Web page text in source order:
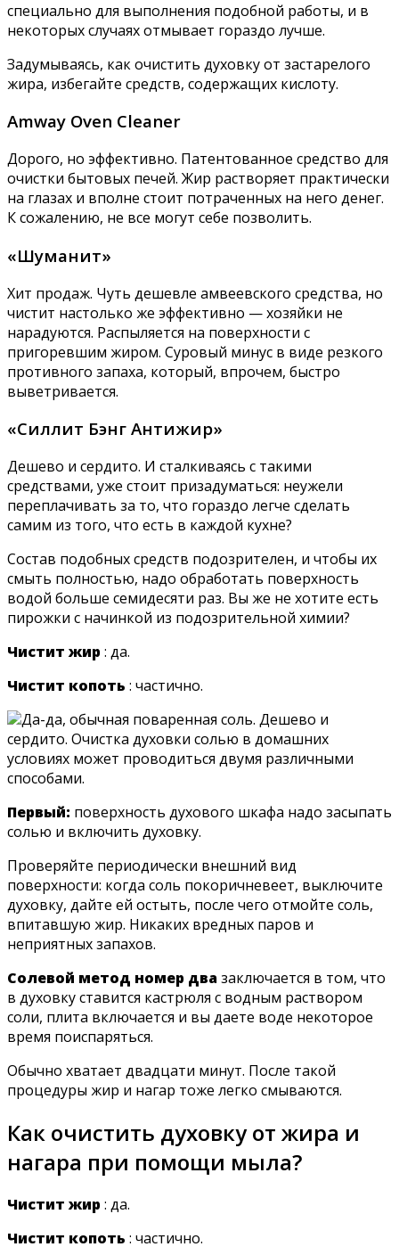
специально для выполнения подобной работы, и в
некоторых случаях отмывает гораздо лучше.
Задумываясь, как очистить духовку от застарелого
жира, избегайте средств, содержащих кислоту.
Amway Oven Cleaner
Дорого, но эффективно. Патентованное средство для
очистки бытовых печей. Жир растворяет практически
на глазах и вполне стоит потраченных на него денег.
К сожалению, не все могут себе позволить.
«Шуманит»
Хит продаж. Чуть дешевле амвеевского средства, но
чистит настолько же эффективно — хозяйки не
нарадуются. Распыляется на поверхности с
пригоревшим жиром. Суровый минус в виде резкого
противного запаха, который, впрочем, быстро
выветривается.
«Силлит Бэнг Антижир»
Дешево и сердито. И сталкиваясь с такими
средствами, уже стоит призадуматься: неужели
переплачивать за то, что гораздо легче сделать
самим из того, что есть в каждой кухне?
Состав подобных средств подозрителен, и чтобы их
смыть полностью, надо обработать поверхность
водой больше семидесяти раз. Вы же не хотите есть
пирожки с начинкой из подозрительной химии?
Чистит жир : да.
Чистит копоть : частично.
Да-да, обычная поваренная соль. Дешево и
сердито. Очистка духовки солью в домашних
условиях может проводиться двумя различными
способами.
Первый: поверхность духового шкафа надо засыпать
солью и включить духовку.
Проверяйте периодически внешний вид
поверхности: когда соль покоричневеет, выключите
духовку, дайте ей остыть, после чего отмойте соль,
впитавшую жир. Никаких вредных паров и
неприятных запахов.
Солевой метод номер двазаключается в том, что
в духовку ставится кастрюля с водным раствором
соли, плита включается и вы даете воде некоторое
время поиспаряться.
Обычно хватает двадцати минут. После такой
процедуры жир и нагар тоже легко смываются.
Как очистить духовку от жира и
нагара при помощи мыла?
Чистит жир : да.
Чистит копоть : частично.